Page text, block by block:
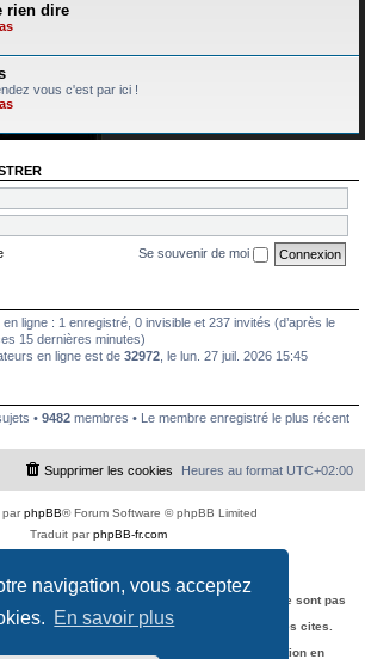
navigation, vous acceptez
En savoir plus
rien dire
vous c'est par ici !
Se souvenir de moi
ligne : 1 enregistré, 0 invisible et 237 invités (d’après le
15 dernières minutes)
en ligne est de 32972 , le lun. 27 juil. 2026 15:45
• 9482 membres • Le membre enregistré le plus récent
Heures au format UTC+02:00
Supprimer les cookies
parphpBB® Forum Software © phpBB Limited
Traduit parphpBB-fr.com
Clause de non-responsabilite :
inscrits dans ce forum sont personnels et ne sont pas
ceux de l'equipe du forum.
pas responsable du contenu des sites externes cites.
doit se faire conformément à la réglementation en